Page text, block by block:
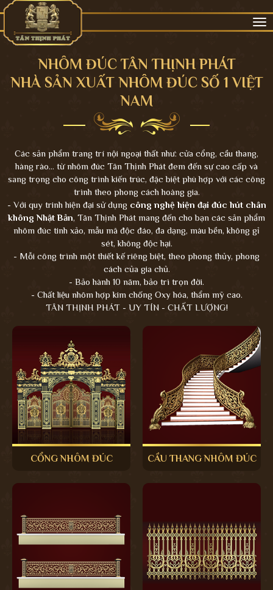
NHÔM ĐÚC TÂN THỊNH PHÁT
NHÀ SẢN XUẤT NHÔM ĐÚC SỐ 1 VIỆT
NAM
Các sản phẩm trang trí nội ngoại thất như: cửa cổng, cầu thang,
hàng rào... từ nhôm đúc Tân Thịnh Phát đem đến sự cao cấp và
sang trọng cho công trình kiến trúc, đặc biệt phù hợp với các công
trình theo phong cách hoàng gia.
- Với quy trinh hiện đại sử dụng công nghệ hiện đại đúc hút chân
không Nhật Bản, Tân Thịnh Phát mang đến cho bạn các sản phẩm
nhôm đúc tinh xảo, mẫu mã độc đáo, đa dạng, màu bền, không gỉ
sét, không độc hại.
- Mỗi công trình một thiết kế riêng biệt, theo phong thủy, phong
cách của gia chủ.
- Bảo hành 10 năm, bảo trì trọn đời.
- Chất liệu nhôm hợp kim chống Oxy hóa, thẩm mỹ cao.
TÂN THỊNH PHÁT - UY TÍN - CHẤT LƯỢNG!
CỔNG NHÔM ĐÚC CẦU THANG NHÔM ĐÚC